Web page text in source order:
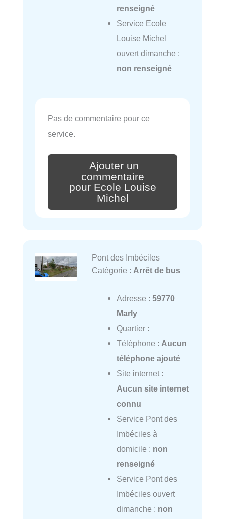
renseigné
Service Ecole
Louise Michel
ouvert dimanche :
non renseigné
Pas de commentaire pour ce
service.
Ajouter un
commentaire
pour Ecole Louise
Michel
Pont des Imbéciles
Catégorie : Arrêt de bus
Adresse : 59770
Marly
Quartier :
Téléphone : Aucun
téléphone ajouté
Site internet :
Aucun site internet
connu
Service Pont des
Imbéciles à
domicile : non
renseigné
Service Pont des
Imbéciles ouvert
dimanche : non